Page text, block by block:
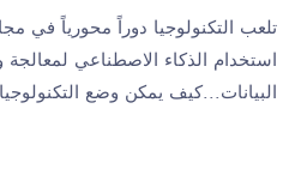
استخدام الذكاء الاصطناعي
البيانات...كيف يمكن وضع